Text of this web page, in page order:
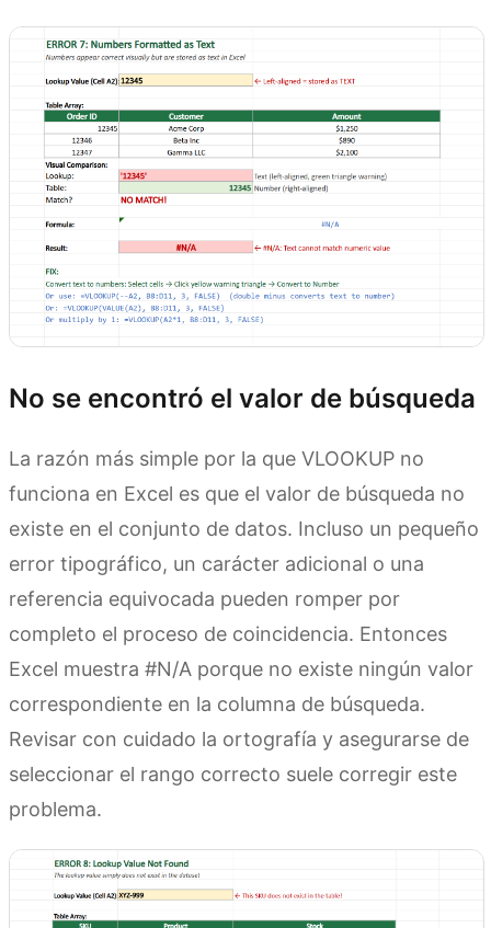
No se encontró el valor de búsqueda
La razón más simple por la que VLOOKUP no
funciona en Excel es que el valor de búsqueda no
existe en el conjunto de datos. Incluso un pequeño
error tipográfico, un carácter adicional o una
referencia equivocada pueden romper por
completo el proceso de coincidencia. Entonces
Excel muestra #N/A porque no existe ningún valor
correspondiente en la columna de búsqueda.
Revisar con cuidado la ortografía y asegurarse de
seleccionar el rango correcto suele corregir este
problema.